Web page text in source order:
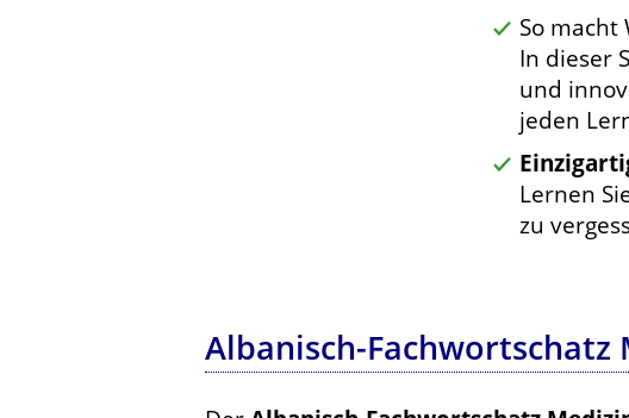
So macht
In dieser
und
jeden
Lernen
zu
Albanisch-Fachwortschatz